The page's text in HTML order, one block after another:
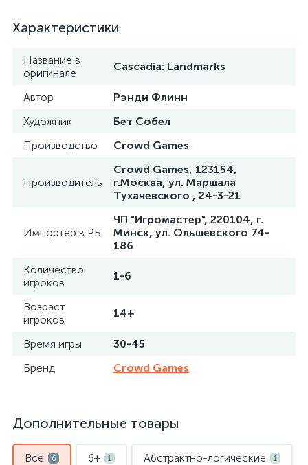
Характеристики
Название в
оригинале
Cascadia: Landmarks
Автор
Рэнди Флинн
Художник
Бет Собел
Производство
Crowd Games
Производитель
Crowd Games, 123154,
г.Москва, ул. Маршала
Тухачевского , 24-3-21
Импортер в РБ
ЧП "Игромастер", 220104, г.
Минск, ул. Ольшевского 74-
186
Количество
игроков
1-6
Возраст
игроков
14+
Время игры
30-45
Бренд
Crowd Games
Дополнительные товары
Все 6 6+ 1 Абстрактно-логические 1